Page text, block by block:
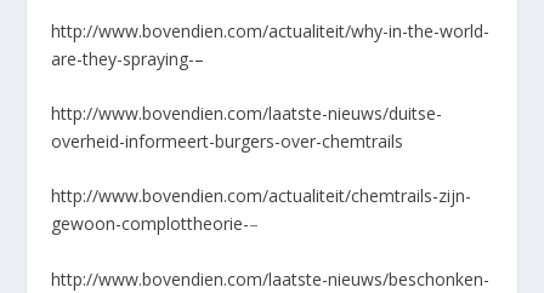
http://www.bovendien.com/actualiteit/why-in-the-world-
are-they-spraying-–
http://www.bovendien.com/laatste-nieuws/duitse-
overheid-informeert-burgers-over-chemtrails
http://www.bovendien.com/actualiteit/chemtrails-zijn-
gewoon-complottheorie-–
http://www.bovendien.com/laatste-nieuws/beschonken-